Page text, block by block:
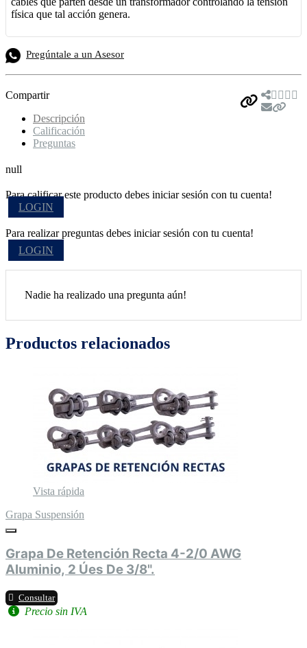
física que tal acción genera.
Pregúntale a un Asesor
Compartir
Descripción
Calificación
Preguntas
null
Para calificar este producto debes iniciar sesión con tu cuenta!
LOGIN
Para realizar preguntas debes iniciar sesión con tu cuenta!
LOGIN
Nadie ha realizado una pregunta aún!
Productos relacionados
Vista rápida
Grapa Suspensión
Grapa De Retención Recta 4-2/0 AWG
Aluminio, 2 Úes De 3/8".
Consultar
Precio sin IVA